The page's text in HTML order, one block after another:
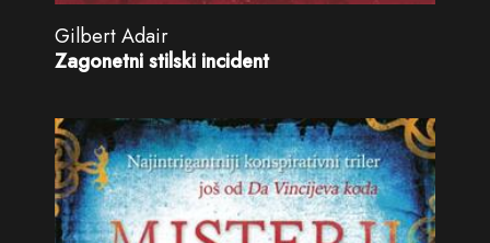
Gilbert Adair
Zagonetni stilski incident